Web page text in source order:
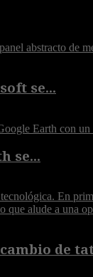
se...
se...
de